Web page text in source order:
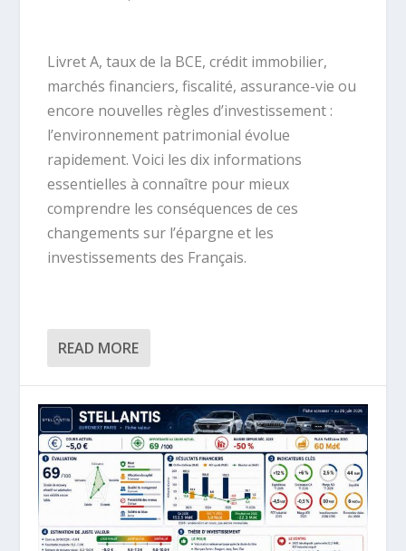
Livret A, taux de la BCE, crédit immobilier,
marchés financiers, fiscalité, assurance-vie ou
encore nouvelles règles d’investissement :
l’environnement patrimonial évolue
rapidement. Voici les dix informations
essentielles à connaître pour mieux
comprendre les conséquences de ces
changements sur l’épargne et les
investissements des Français.
READ MORE